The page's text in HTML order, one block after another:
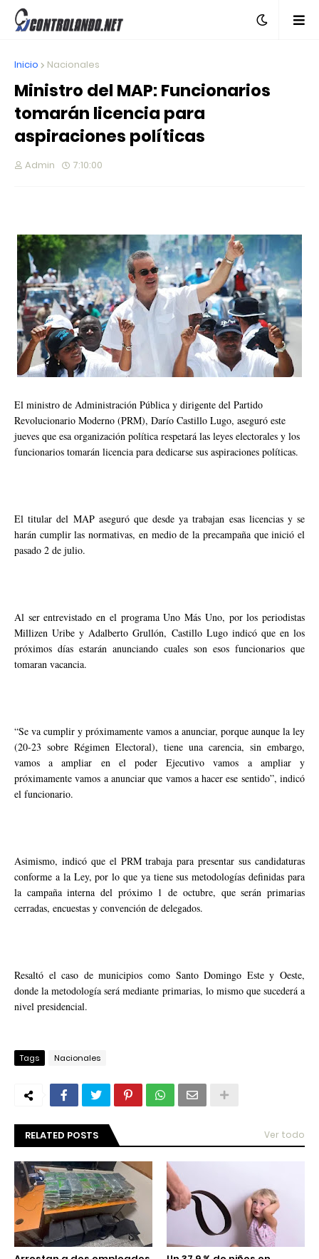
Inicio Nacionales
Ministro del MAP: Funcionarios
tomarán licencia para
aspiraciones políticas
Admin 7:10:00
El ministro de Administración Pública y dirigente del Partido
Revolucionario Moderno (PRM), Darío Castillo Lugo, aseguró este
jueves que esa organización política respetará las leyes electorales y los
funcionarios tomarán licencia para dedicarse sus aspiraciones políticas.
El titular del MAP aseguró que desde ya trabajan esas licencias y se
harán cumplir las normativas, en medio de la precampaña que inició el
pasado 2 de julio.
Al ser entrevistado en el programa Uno Más Uno, por los periodistas
Millizen Uribe y Adalberto Grullón, Castillo Lugo indicó que en los
próximos días estarán anunciando cuales son esos funcionarios que
tomaran vacancia.
“Se va cumplir y próximamente vamos a anunciar, porque aunque la ley
(20-23 sobre Régimen Electoral), tiene una carencia, sin embargo,
vamos a ampliar en el poder Ejecutivo vamos a ampliar y
próximamente vamos a anunciar que vamos a hacer ese sentido”, indicó
el funcionario.
Asimismo, indicó que el PRM trabaja para presentar sus candidaturas
conforme a la Ley, por lo que ya tiene sus metodologías definidas para
la campaña interna del próximo 1 de octubre, que serán primarias
cerradas, encuestas y convención de delegados.
Resaltó el caso de municipios como Santo Domingo Este y Oeste,
donde la metodología será mediante primarias, lo mismo que sucederá a
nivel presidencial.
Tags Nacionales
RELATED POSTS Ver todo